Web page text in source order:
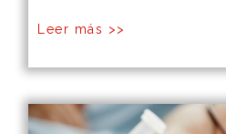
Leer más >>